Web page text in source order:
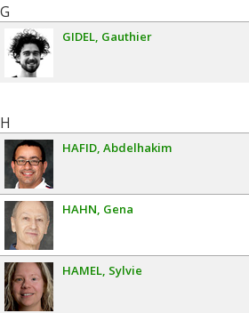
G
GIDEL Gauthier
H
HAFID Abdelhakim
HAHN Gena
HAMEL Sylvie